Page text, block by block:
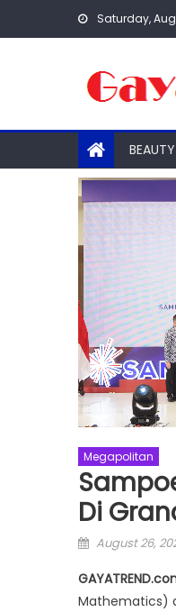
Saturday,
BEAUTY
Megapolitan
Di
Posted
August 26,
Mathematics)